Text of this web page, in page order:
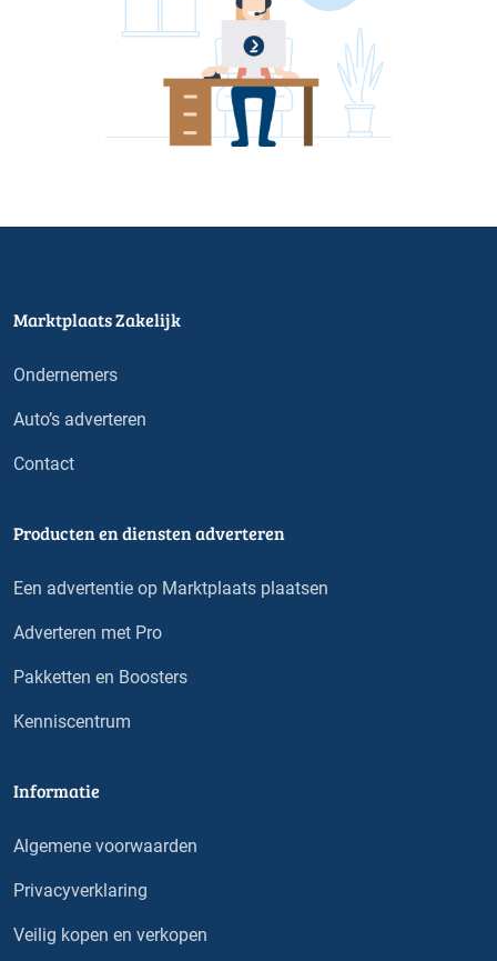
Marktplaats Zakelijk
Ondernemers
Auto’s adverteren
Contact
Producten en diensten adverteren
Een advertentie op Marktplaats plaatsen
Adverteren met Pro
Pakketten en Boosters
Kenniscentrum
Informatie
Algemene voorwaarden
Privacyverklaring
Veilig kopen en verkopen